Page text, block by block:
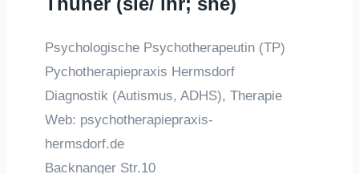
Psychologische Psychotherapeutin (TP)
Pychotherapiepraxis Hermsdorf
Diagnostik (Autismus, ADHS), Therapie
Web: psychotherapiepraxis-
hermsdorf.de
Backnanger Str.10